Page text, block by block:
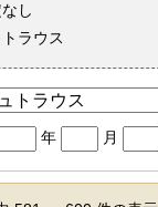
し
ラウス
年 月